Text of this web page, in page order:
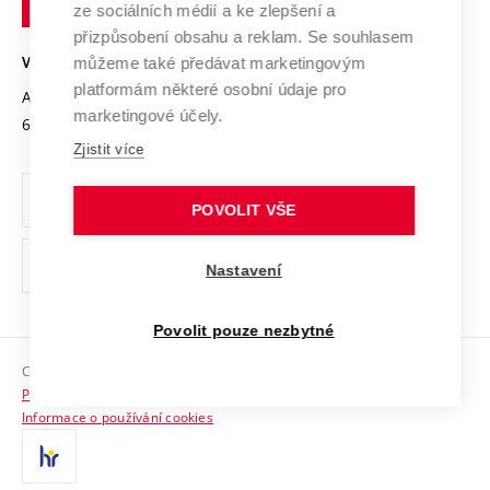
Open Science
Projekty
Projekty ze strukturálních fondů
Specifický výzkum
Mezinárodní dohody
Univerzitní sítě
Bezpečná univerzita
Vyznamenání
Organizační struktura
Ochrana osobních údajů
odkaz)
Sociální bezpečí
HR Award
Kontakty
VYSOKÉ UČENÍ TECHNICKÉ V BRNĚ
Antonínská 548/1
602 00 Brno
www.vut.cz
vut@vutbr.cz
Copyright © 2026 VUT
Prohlášení o přístupnosti
Informace o používání cookies
ze sociálních médií a ke zlepšení a
přizpůsobení obsahu a reklam. Se souhlasem
můžeme také předávat marketingovým
platformám některé osobní údaje pro
marketingové účely.
Zjistit více
POVOLIT VŠE
Nastavení
Povolit pouze nezbytné